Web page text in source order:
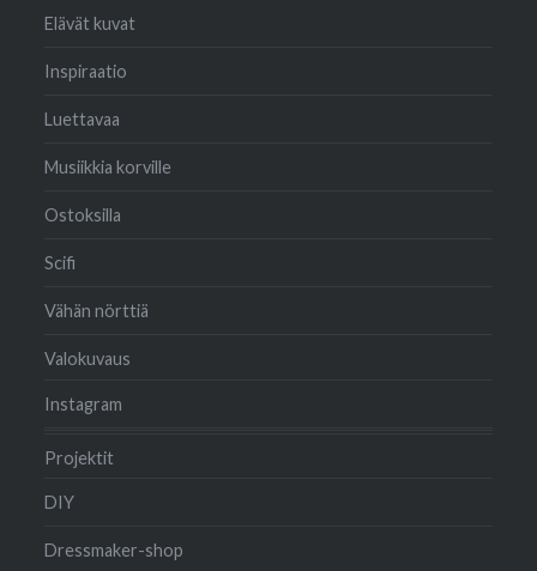
Elävät kuvat
Inspiraatio
Luettavaa
Musiikkia korville
Ostoksilla
Scifi
Vähän nörttiä
Valokuvaus
Instagram
Projektit
DIY
Dressmaker-shop